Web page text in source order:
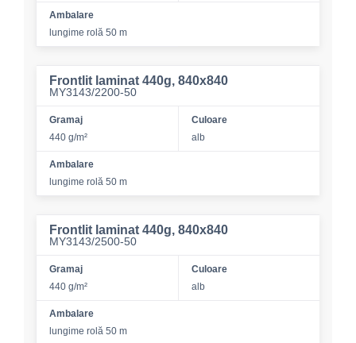
Ambalare
lungime rolă 50 m
Frontlit laminat 440g, 840x840
MY3143/2200-50
Gramaj
440 g/m²
Culoare
alb
Ambalare
lungime rolă 50 m
Frontlit laminat 440g, 840x840
MY3143/2500-50
Gramaj
440 g/m²
Culoare
alb
Ambalare
lungime rolă 50 m